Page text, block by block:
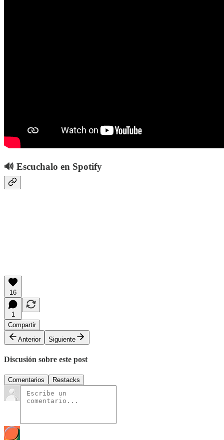
🔊 Escuchalo en Spotify
16
1
Compartir
Anterior
Siguiente
Discusión sobre este post
Comentarios Restacks